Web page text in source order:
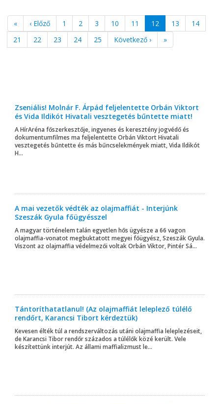
« ‹ Előző 1 2 3 10 11 12 13
14
21
22 23 24 25 Következő › »
Zseniális! Molnár F. Árpád feljelentette Orbán Viktort
és Vida Ildikót Hivatali vesztegetés bűntette miatt!
A HírAréna főszerkesztője, ingyenes és keresztény jogvédő és
dokumentumfilmes ma feljelentette Orbán Viktort Hivatali
vesztegetés bűntette és más bűncselekmények miatt, Vida Ildikót
H...
A mai vezetők védték az olajmaffiát - Interjúnk
Szeszák Gyula főügyésszel
A magyar történelem talán egyetlen hős ügyésze a 66 vagon
olajmaffia-vonatot megbuktatott megyei főügyész, Szeszák Gyula.
Viszont az olajmaffia védelmezői voltak Orbán Viktor, Pintér Sá...
Tántoríthatatlanul! (Az olajmaffiát leleplező túlélő
rendőrt, Karancsi Tibort kérdeztük)
Kevesen élték túl a rendszerváltozás utáni olajmaffia leleplezéseit,
de Karancsi Tibor rendőr százados a túlélők közé került. Vele
készítettünk interjút. Az állami maffializmust le...